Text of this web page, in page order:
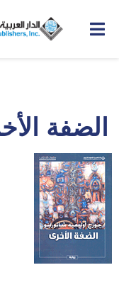
الضفة